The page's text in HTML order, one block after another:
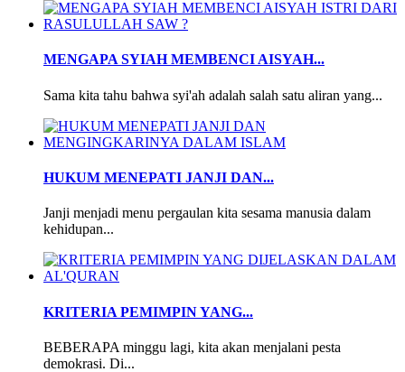
MENGAPA SYIAH MEMBENCI AISYAH...
Sama kita tahu bahwa syi'ah adalah salah satu aliran yang...
HUKUM MENEPATI JANJI DAN...
Janji menjadi menu pergaulan kita sesama manusia dalam
kehidupan...
KRITERIA PEMIMPIN YANG...
BEBERAPA minggu lagi, kita akan menjalani pesta
demokrasi. Di...